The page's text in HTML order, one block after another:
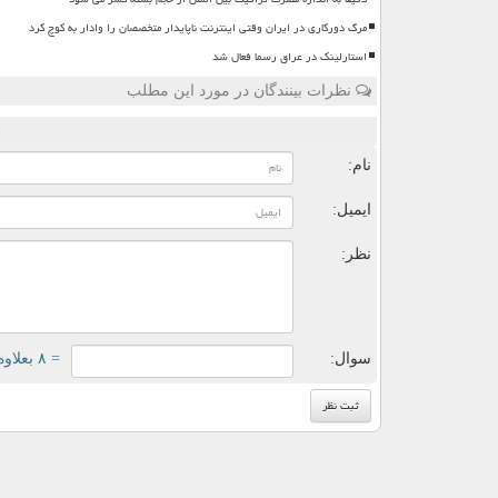
مرگ دورکاری در ایران وقتی اینترنت ناپایدار متخصصان را وادار به کوچ کرد
استارلینک در عراق رسما فعال شد
نظرات بینندگان در مورد این مطلب
نام:
ایمیل:
نظر:
سوال: = ۸ بعلاوه ۳